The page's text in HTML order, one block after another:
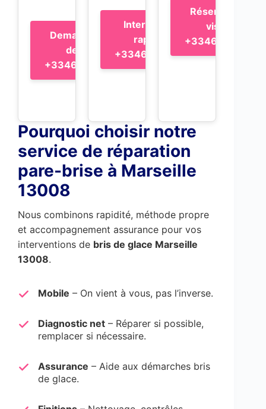
Demander un
devis –
+33465965175
Intervention
rapide –
+33465965175
Réserver une
visite –
+33465965175
Pourquoi choisir notre
service de réparation
pare-brise à Marseille
13008
Nous combinons rapidité, méthode propre
et accompagnement assurance pour vos
interventions de bris de glace Marseille
13008.
Mobile – On vient à vous, pas l’inverse.
Diagnostic net – Réparer si possible,
remplacer si nécessaire.
Assurance – Aide aux démarches bris
de glace.